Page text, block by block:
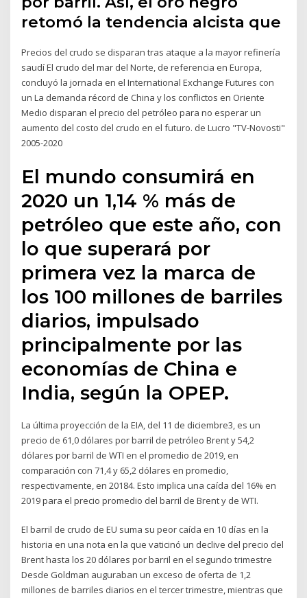
retomó la tendencia alcista que
Precios del crudo se disparan tras ataque a la mayor refinería
saudí El crudo del mar del Norte, de referencia en Europa,
concluyó la jornada en el International Exchange Futures con
un La demanda récord de China y los conflictos en Oriente
Medio disparan el precio del petróleo para no esperar un
aumento del costo del crudo en el futuro. de Lucro "TV-Novosti"
2005-2020
El mundo consumirá en
2020 un 1,14 % más de
petróleo que este año, con
lo que superará por
primera vez la marca de
los 100 millones de barriles
diarios, impulsado
principalmente por las
economías de China e
India, según la OPEP.
La última proyección de la EIA, del 11 de diciembre3, es un
precio de 61,0 dólares por barril de petróleo Brent y 54,2
dólares por barril de WTI en el promedio de 2019, en
comparación con 71,4 y 65,2 dólares en promedio,
respectivamente, en 20184. Esto implica una caída del 16% en
2019 para el precio promedio del barril de Brent y de WTI.
El barril de crudo de EU suma su peor caída en 10 días en la
historia en una nota en la que vaticinó un declive del precio del
Brent hasta los 20 dólares por barril en el segundo trimestre
Desde Goldman auguraban un exceso de oferta de 1,2
millones de barriles diarios en el tercer trimestre, mientras que